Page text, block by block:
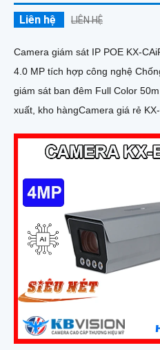
Liên hệ LIÊN HỆ
Camera giám sát IP POE KX-CAiF4003UN-TiF-A độ phân giải
4.0 MP tích hợp công nghệ
giám sát ban đêm Full Color
xuất, kho hàngCamera giá rẻ